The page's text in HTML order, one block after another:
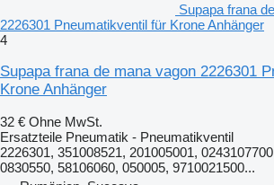
Supapa frana
2226301 Pneumatikventil für Krone Anhänger
4
Supapa frana de mana vagon 2226301
Krone Anhänger
32 € Ohne MwSt.
Ersatzteile Pneumatik - Pneumatikventil
2226301, 351008521, 201005001,
0830550, 58106060, 050005, 9710021500...